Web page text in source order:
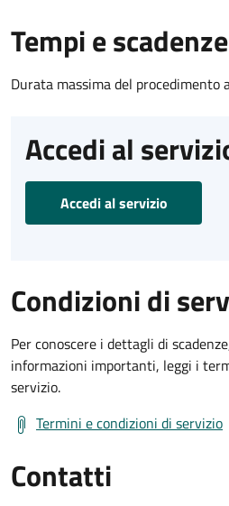
Tempi e scadenze
Durata massima del
Accedi al
Accedi al servizio
Condizioni di
Per conoscere i dettagli di
informazioni importanti, leggi i
servizio.
Termini e condizioni di servizio
Contatti